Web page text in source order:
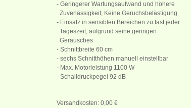
- Geringerer Wartungsaufwand und höhere
Zuverlässigkeit; Keine Geruchsbelästigung
- Einsatz in sensiblen Bereichen zu fast jeder
Tageszeit, aufgrund seine geringen
Geräusches
- Schnittbreite 60 cm
- sechs Schnitthöhen manuell einstellbar
- Max. Motorleistung 1100 W
- Schalldruckpegel 92 dB
Versandkosten: 0,00 €